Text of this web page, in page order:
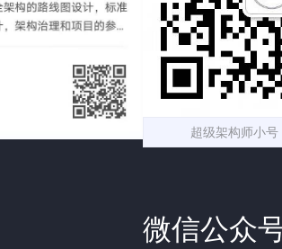
超级架构师小
微信公众